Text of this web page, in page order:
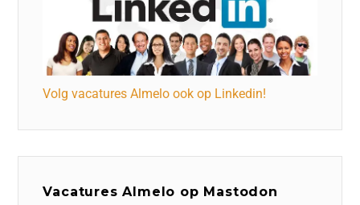
Volg vacatures Almelo ook op Linkedin!
Vacatures Almelo op Mastodon